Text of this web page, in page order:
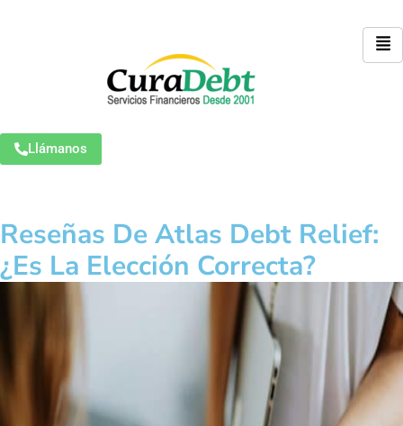
Llámanos
Reseñas De Atlas Debt Relief:
¿Es La Elección Correcta?